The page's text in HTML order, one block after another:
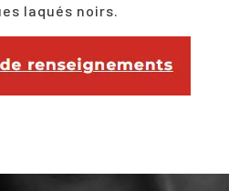
laqués noirs.